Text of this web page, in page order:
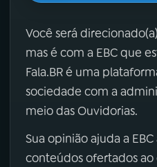
Você será
mas é com a EBC que
Fala.BR é uma
sociedade com a
meio das Ouvidorias.
Sua opinião ajuda a
conteúdos ofertados ao